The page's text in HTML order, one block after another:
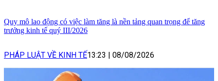
Quy mô lao động có việc làm tăng là nền tảng quan trọng để tăng
trưởng kinh tế quý III/2026
PHÁP LUẬT VỀ KINH TẾ13:23 08/08/2026